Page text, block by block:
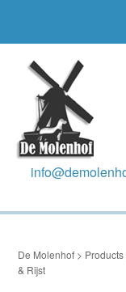
De Molenhof > Products
& Rijst